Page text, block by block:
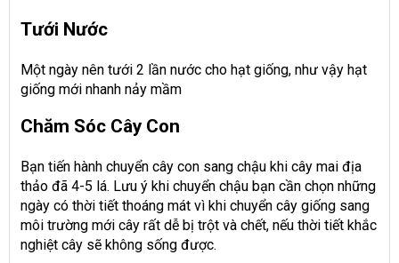
Tưới Nước
Một ngày nên tưới 2 lần nước cho hạt giống, như vậy hạt
giống mới nhanh nảy mầm
Chăm Sóc Cây Con
Bạn tiến hành chuyển cây con sang chậu khi cây mai địa
thảo đã 4-5 lá. Lưu ý khi chuyển chậu bạn cần chọn những
ngày có thời tiết thoáng mát vì khi chuyển cây giống sang
môi trường mới cây rất dễ bị trột và chết, nếu thời tiết khắc
nghiệt cây sẽ không sống được.